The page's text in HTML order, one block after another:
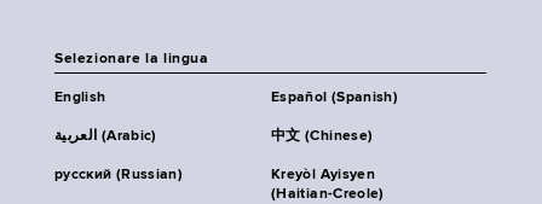
Selezionare la lingua
English Español (Spanish)
العربية (Arabic) 中文 (Chinese)
русский (Russian)
Kreyòl Ayisyen
(Haitian-Creole)